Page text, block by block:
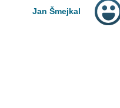
Jan Šmejkal